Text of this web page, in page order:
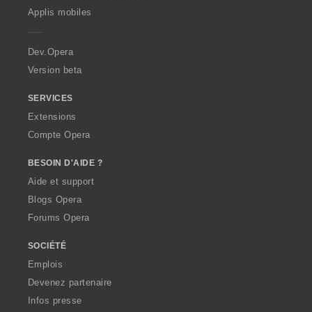
p
a
Applis mobiles
Dev.Opera
Version beta
SERVICES
Extensions
Compte Opera
BESOIN D'AIDE ?
Aide et support
Blogs Opera
Forums Opera
SOCIÉTÉ
Emplois
Devenez partenaire
Infos presse